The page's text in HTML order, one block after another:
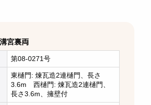
宮裏両
第08-0271号
東樋門: 煉瓦造2連樋門、長さ
3.6m 西樋門: 煉瓦造2連樋門、
長さ3.6m、擁壁付